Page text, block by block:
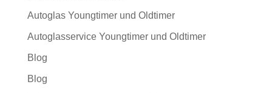
Autoglas Youngtimer und Oldtimer
Autoglasservice Youngtimer und Oldtimer
Blog
Blog